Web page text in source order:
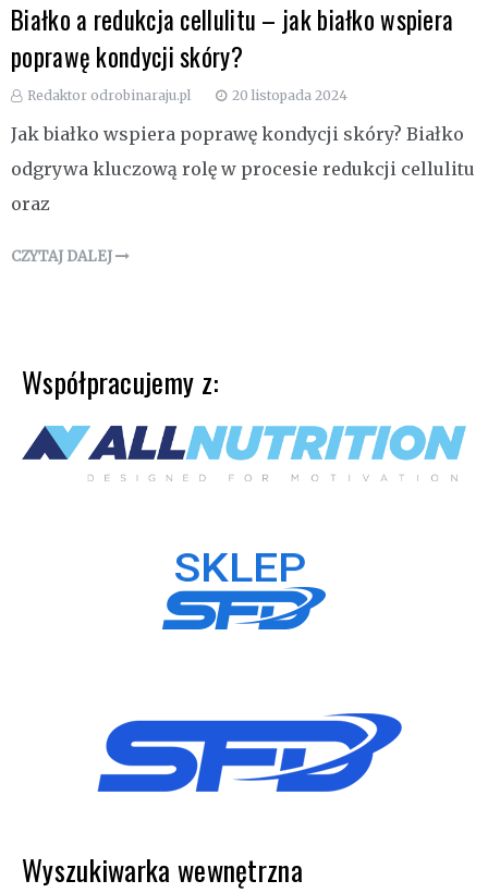
Białko a redukcja cellulitu – jak białko wspiera
poprawę kondycji skóry?
Redaktor odrobinaraju.pl 20 listopada 2024
Jak białko wspiera poprawę kondycji skóry? Białko
odgrywa kluczową rolę w procesie redukcji cellulitu
oraz
CZYTAJ DALEJ
Współpracujemy z:
Wyszukiwarka wewnętrzna